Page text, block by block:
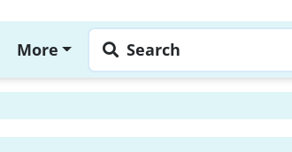
More Search